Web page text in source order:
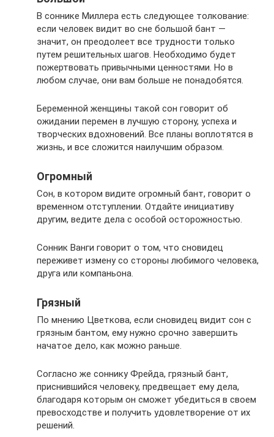
В соннике Миллера есть следующее толкование:
если человек видит во сне большой бант —
значит, он преодолеет все трудности только
путем решительных шагов. Необходимо будет
пожертвовать привычными ценностями. Но в
любом случае, они вам больше не понадобятся.
Беременной женщины такой сон говорит об
ожидании перемен в лучшую сторону, успеха и
творческих вдохновений. Все планы воплотятся в
жизнь, и все сложится наилучшим образом.
Огромный
Сон, в котором видите огромный бант, говорит о
временном отступлении. Отдайте инициативу
другим, ведите дела с особой осторожностью.
Сонник Ванги говорит о том, что сновидец
переживет измену со стороны любимого человека,
друга или компаньона.
Грязный
По мнению Цветкова, если сновидец видит сон с
грязным бантом, ему нужно срочно завершить
начатое дело, как можно раньше.
Согласно же соннику Фрейда, грязный бант,
приснившийся человеку, предвещает ему дела,
благодаря которым он сможет убедиться в своем
превосходстве и получить удовлетворение от их
решений.